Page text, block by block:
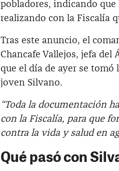
pobladores, indicando
realizando con la Fiscalía
Tras este anuncio, el
Chancafe Vallejos, jefa del
que el día de ayer se
joven Silvano.
“Toda la documentación
con la Fiscalía, para que
contra la vida y salud en
Qué pasó con